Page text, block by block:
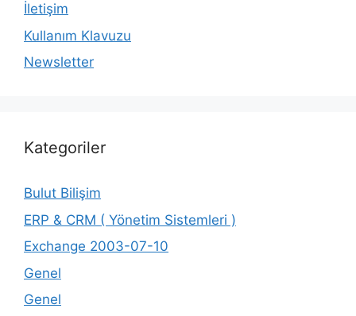
İletişim
Kullanım Klavuzu
Newsletter
Kategoriler
Bulut Bilişim
ERP & CRM ( Yönetim Sistemleri )
Exchange 2003-07-10
Genel
Genel